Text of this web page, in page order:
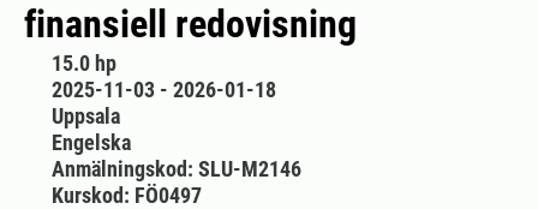
finansiell redovisning
15.0 hp
2025-11-03 - 2026-01-18
Uppsala
Engelska
Anmälningskod: SLU-M2146
Kurskod: FÖ0497